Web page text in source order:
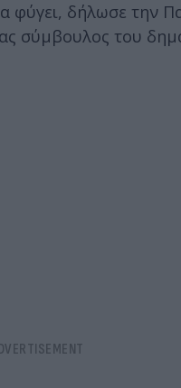
φύγει, δήλωσε την
σύμβουλος του